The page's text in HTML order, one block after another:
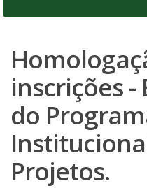
inscrições -
do
Projetos.